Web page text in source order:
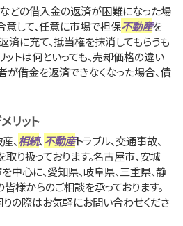
どの借入金の返済が困難になった場
意して、任意に市場で担保不動産を
済に充て、抵当権を抹消してもらうも
ットは何といっても、売却価格の違い
が借金を返済できなくなった場合、債
リット
、相続、不動産トラブル、交通事故、
り扱っております。名古屋市、安城
中心に、愛知県、岐阜県、三重県、静
様からのご相談を承っております。
の際はお気軽にお問い合わせくださ